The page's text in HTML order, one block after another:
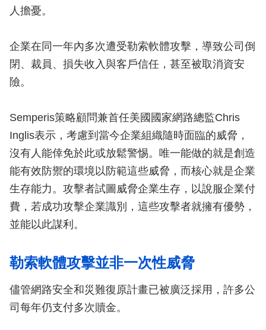
人擔憂。
企業在同一年內多次遭受勒索軟體攻擊，導致公司倒
閉、裁員、損失收入與客戶信任，甚至被取消資安
險。
Semperis策略顧問兼首任美國國家網路總監Chris
Inglis表示，考慮到當今企業組織隨時面臨的威脅，
沒有人能倖免於此或放鬆警惕。唯一能做的就是創造
能有效防禦的環境以防範這些威脅，而核心就是企業
生存能力。攻擊者試圖威脅企業生存，以說服企業付
費，若成功攻擊企業識別，這些攻擊者就擁有優勢，
並能以此謀利。
勒索軟體攻擊並非一次性威脅
儘管網路安全和災難復原計畫已被廣泛採用，許多公
司每年仍支付多次贖金。